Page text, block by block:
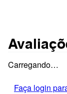
Carregando…
Faça login